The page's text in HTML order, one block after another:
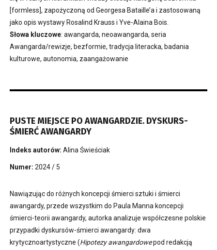
[formless], zapożyczoną od Georgesa Bataille’a i zastosowaną
jako opis wystawy Rosalind Krauss i Yve-Alaina Bois.
Słowa kluczowe: awangarda, neoawangarda, seria
Awangarda/rewizje, bezformie, tradycja literacka, badania
kulturowe, autonomia, zaangażowanie
PUSTE MIEJSCE PO AWANGARDZIE. DYSKURS-
ŚMIERĆ AWANGARDY
Indeks autorów: Alina Świeściak
Numer: 2024 / 5
Nawiązując do różnych koncepcji śmierci sztuki i śmierci
awangardy, przede wszystkim do Paula Manna koncepcji
śmierci-teorii awangardy, autorka analizuje współczesne polskie
przypadki dyskursów-śmierci awangardy: dwa
krytycznoartystyczne (Hipotezy awangardowepod redakcją